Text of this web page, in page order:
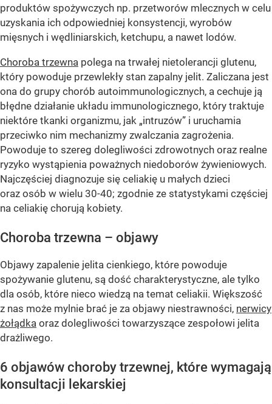
produktów spożywczych np. przetworów mlecznych w celu
uzyskania ich odpowiedniej konsystencji, wyrobów
mięsnych i wędliniarskich, ketchupu, a nawet lodów.
Choroba trzewna polega na trwałej nietolerancji glutenu,
który powoduje przewlekły stan zapalny jelit. Zaliczana jest
ona do grupy chorób autoimmunologicznych, a cechuje ją
błędne działanie układu immunologicznego, który traktuje
niektóre tkanki organizmu, jak „intruzów” i uruchamia
przeciwko nim mechanizmy zwalczania zagrożenia.
Powoduje to szereg dolegliwości zdrowotnych oraz realne
ryzyko wystąpienia poważnych niedoborów żywieniowych.
Najczęściej diagnozuje się celiakię u małych dzieci
oraz osób w wielu 30-40; zgodnie ze statystykami częściej
na celiakię chorują kobiety.
Choroba trzewna – objawy
Objawy zapalenie jelita cienkiego, które powoduje
spożywanie glutenu, są dość charakterystyczne, ale tylko
dla osób, które nieco wiedzą na temat celiakii. Większość
z nas może mylnie brać je za objawy niestrawności, nerwicy
żołądka oraz dolegliwości towarzyszące zespołowi jelita
drażliwego.
6 objawów choroby trzewnej, które wymagają
konsultacji lekarskiej